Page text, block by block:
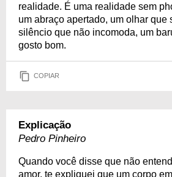
realidade. É uma realidade sem
um abraço apertado, um olhar que
silêncio que não incomoda, um
gosto bom.
COPIAR
Explicação
Pedro Pinheiro
Quando você disse que não
amor, te expliquei que um corpo